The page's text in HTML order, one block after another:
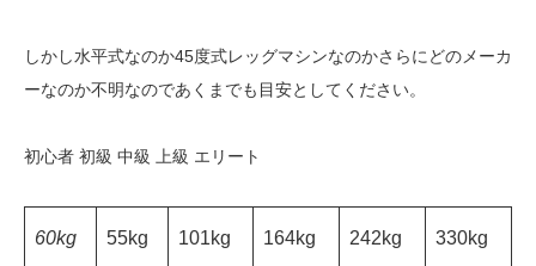
しかし水平式なのか45度式レッグマシンなのかさらにどのメーカ
ーなのか不明なのであくまでも目安としてください。
初心者 初級 中級 上級 エリート
60kg 55kg 101kg 164kg 242kg 330kg